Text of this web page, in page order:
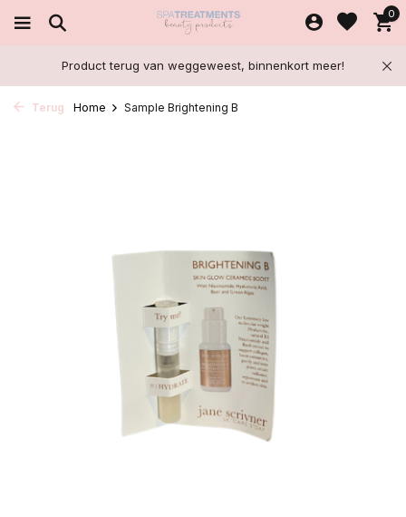
0
Product terug van weggeweest, binnenkort meer!
Terug Home Sample Brightening B